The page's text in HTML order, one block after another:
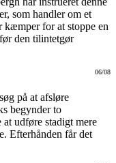
som handler om et
kæmper for at stoppe en
den tilintetgør
06/08
på at afsløre
begynder to
udføre stadigt mere
Efterhånden får det